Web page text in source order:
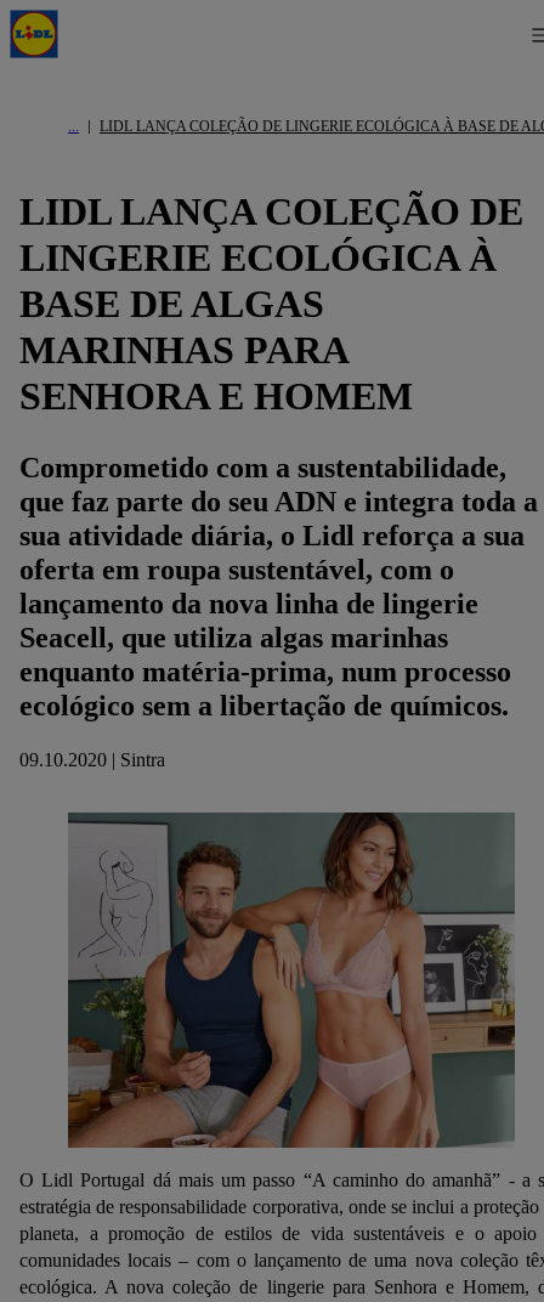
LIDL LANÇA COLEÇÃO DE LINGERIE ECOLÓGICA À BASE DE
LIDL LANÇA COLEÇÃO DE
LINGERIE ECOLÓGICA À
BASE DE ALGAS
MARINHAS PARA
SENHORA E HOMEM
Comprometido com a sustentabilidade,
que faz parte do seu ADN e integra toda a
sua atividade diária, o Lidl reforça a sua
oferta em roupa sustentável, com o
lançamento da nova linha de lingerie
Seacell, que utiliza algas marinhas
enquanto matéria-prima, num processo
ecológico sem a libertação de químicos.
09.10.2020 | Sintra
O Lidl Portugal dá mais um passo “A caminho do amanhã” - a
estratégia de responsabilidade corporativa, onde se inclui a proteção
planeta, a promoção de estilos de vida sustentáveis e o apoio
comunidades locais – com o lançamento de uma nova coleção
ecológica. A nova coleção de lingerie para Senhora e Homem,